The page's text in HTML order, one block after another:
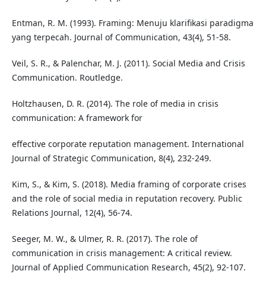
Entman, R. M. (1993). Framing: Menuju klarifikasi paradigma
yang terpecah. Journal of Communication, 43(4), 51-58.
Veil, S. R., & Palenchar, M. J. (2011). Social Media and Crisis
Communication. Routledge.
Holtzhausen, D. R. (2014). The role of media in crisis
communication: A framework for
effective corporate reputation management. International
Journal of Strategic Communication, 8(4), 232-249.
Kim, S., & Kim, S. (2018). Media framing of corporate crises
and the role of social media in reputation recovery. Public
Relations Journal, 12(4), 56-74.
Seeger, M. W., & Ulmer, R. R. (2017). The role of
communication in crisis management: A critical review.
Journal of Applied Communication Research, 45(2), 92-107.